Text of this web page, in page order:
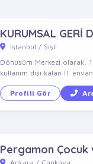
KURUMSAL GERİ
İstanbul / Şişli
Dönüşüm Merkezi olarak,
kullanım dışı kalan IT
Profili Gör
Pergamon Çocuk